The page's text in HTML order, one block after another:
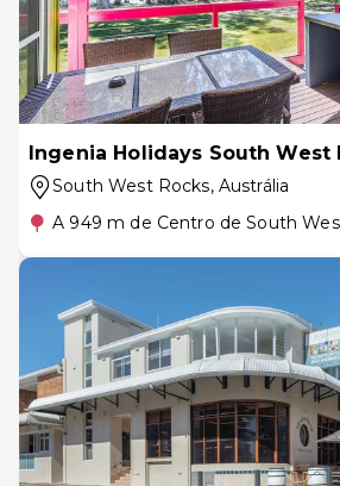
Ingenia Holidays South West
South West Rocks, Austrália
A 949 m de Centro de South